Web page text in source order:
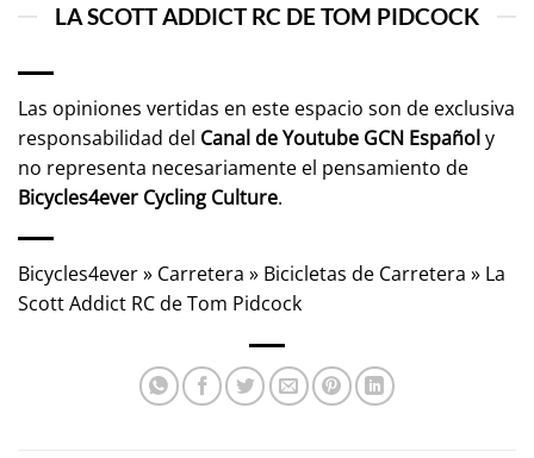
LA SCOTT ADDICT RC DE TOM PIDCOCK
Las opiniones vertidas en este espacio son de exclusiva
responsabilidad del Canal de Youtube GCN Españoly
no representa necesariamente el pensamiento de
Bicycles4ever Cycling Culture.
Bicycles4ever» Carretera » Bicicletas de Carretera » La
Scott Addict RC de Tom Pidcock